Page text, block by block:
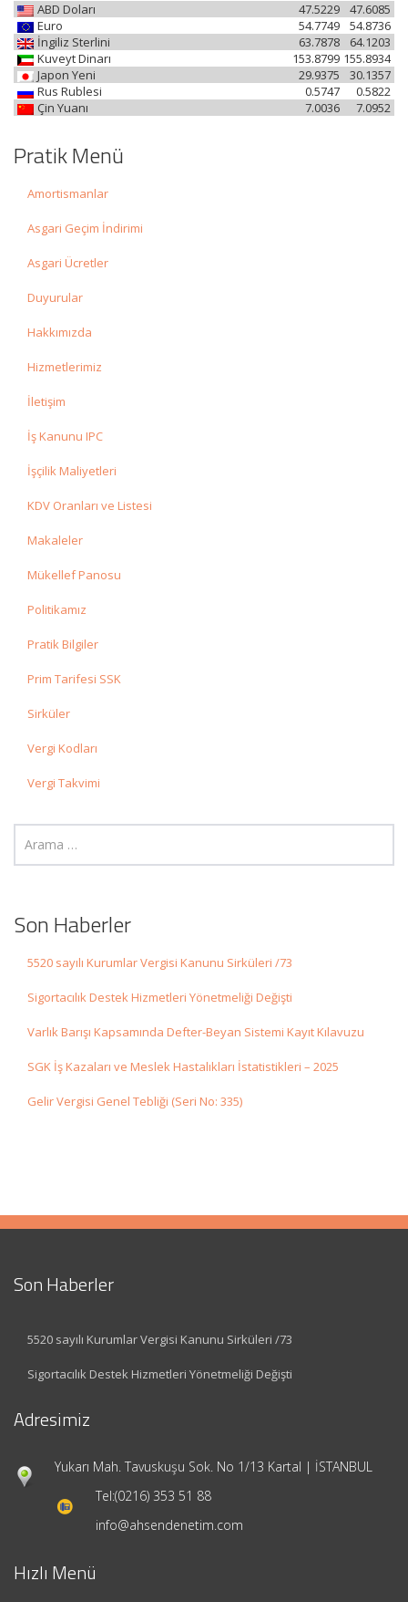
ABD Doları 47.6085
47.5229
Euro
54.8736
54.7749
İngiliz Sterlini
64.1203
63.7878
Kuveyt Dinarı
155.8934
153.8799
Japon Yeni
30.1357
29.9375
Rus Rublesi
0.5822
0.5747
Çin Yuanı
7.0952
7.0036
Pratik Menü
Amortismanlar
Asgari Geçim İndirimi
Asgari Ücretler
Duyurular
Hakkımızda
Hizmetlerimiz
İletişim
İş Kanunu IPC
İşçilik Maliyetleri
KDV Oranları ve Listesi
Makaleler
Mükellef Panosu
Politikamız
Pratik Bilgiler
Prim Tarifesi SSK
Sirküler
Vergi Kodları
Vergi Takvimi
Son Haberler
5520 sayılı Kurumlar Vergisi Kanunu Sirküleri /73
Sigortacılık Destek Hizmetleri Yönetmeliği Değişti
Varlık Barışı Kapsamında Defter-Beyan Sistemi Kayıt Kılavuzu
SGK İş Kazaları ve Meslek Hastalıkları İstatistikleri – 2025
Gelir Vergisi Genel Tebliği (Seri No: 335)
Son Haberler
5520 sayılı Kurumlar Vergisi Kanunu Sirküleri /73
Sigortacılık Destek Hizmetleri Yönetmeliği Değişti
Adresimiz
Yukarı Mah. Tavuskuşu Sok. No 1/13 Kartal | İSTANBUL
Tel:(0216) 353 51 88
info@ahsendenetim.com
Hızlı Menü